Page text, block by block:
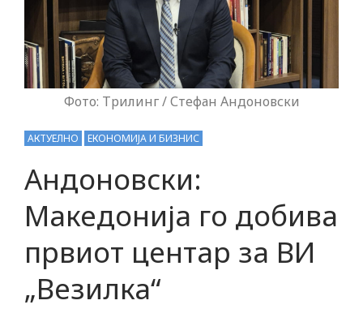
Фото: Трилинг / Стефан Андоновски
АКТУЕЛНО ЕКОНОМИЈА И БИЗНИС
Андоновски:
Македонија го добива
првиот центар за ВИ
„Везилка“